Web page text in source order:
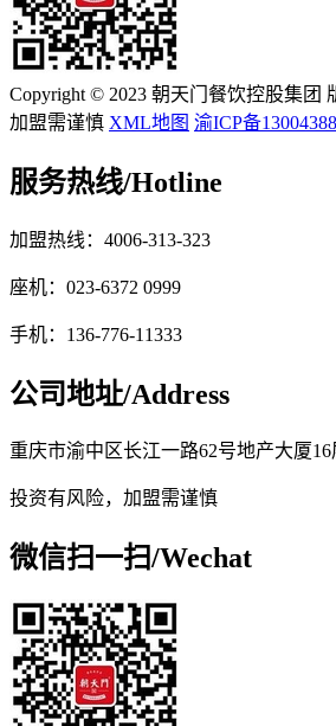
Copyright © 2023 朝天门餐饮控股集团
加盟需谨慎 XML地图 渝ICP备
服务热线/Hotline
加盟热线：4006-313-323
座机：023-6372 0999
手机：136-776-11333
公司地址/Address
重庆市渝中区长江一路62号地产大厦16
投资有风险，加盟需谨慎
微信扫一扫/Wechat